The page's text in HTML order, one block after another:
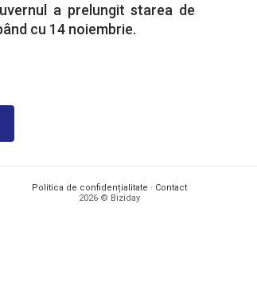
a prelungit starea de
cu 14 noiembrie.
Politica de confidențialitate · Contact
2026 © Biziday